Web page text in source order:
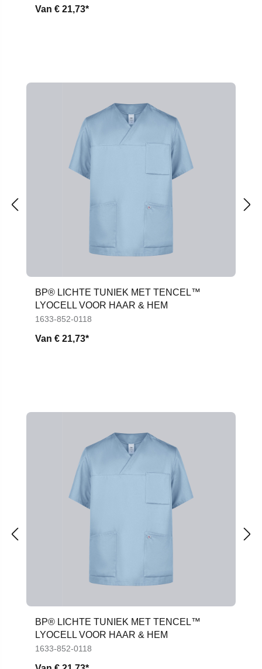
Van € 21,73*
BP® LICHTE TUNIEK MET TENCEL™
LYOCELL VOOR HAAR & HEM
1633-852-0118
Van € 21,73*
BP® LICHTE TUNIEK MET TENCEL™
LYOCELL VOOR HAAR & HEM
1633-852-0118